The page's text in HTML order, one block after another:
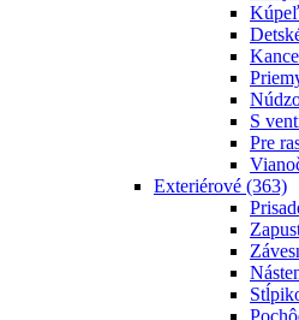
S
Pre
Exteriérové (363)